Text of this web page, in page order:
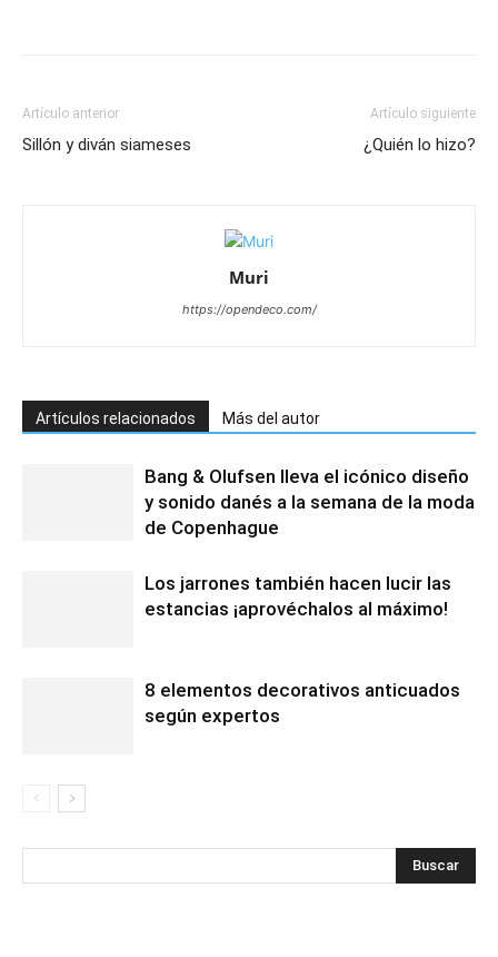
Artículo anterior
Sillón y diván siameses
Artículo siguiente
¿Quién lo hizo?
Muri
https://opendeco.com/
Artículos relacionados Más del autor
Bang & Olufsen lleva el icónico diseño
y sonido danés a la semana de la moda
de Copenhague
Los jarrones también hacen lucir las
estancias ¡aprovéchalos al máximo!
8 elementos decorativos anticuados
según expertos